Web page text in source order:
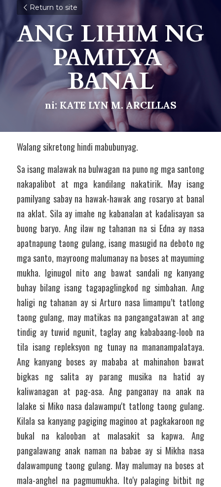
Return to site
ANG LIHIM NG
PAMILYA
BANAL
ni: KATE LYN M. ARCILLAS
Walang sikretong hindi mabubunyag.
Sa isang malawak na bulwagan na puno ng mga santong
nakapalibot at mga kandilang nakatirik. May isang
pamilyang sabay na hawak-hawak ang rosaryo at banal
na aklat. Sila ay imahe ng kabanalan at kadalisayan sa
buong baryo. Ang ilaw ng tahanan na si Edna ay nasa
apatnapung taong gulang, isang masugid na deboto ng
mga santo, mayroong malumanay na boses at mayuming
mukha. Iginugol nito ang bawat sandali ng kanyang
buhay bilang isang tagapaglingkod ng simbahan. Ang
haligi ng tahanan ay si Arturo nasa limampu’t tatlong
taong gulang, may matikas na pangangatawan at ang
tindig ay tuwid ngunit, taglay ang kababaang-loob na
tila isang repleksyon ng tunay na mananampalataya.
Ang kanyang boses ay mababa at mahinahon bawat
bigkas ng salita ay parang musika na hatid ay
kaliwanagan at pag-asa. Ang panganay na anak na
lalake si Miko nasa dalawampu't tatlong taong gulang.
Kilala sa kanyang pagiging maginoo at pagkakaroon ng
bukal na kalooban at malasakit sa kapwa. Ang
pangalawang anak naman na babae ay si Mikha nasa
dalawampung taong gulang. May malumay na boses at
mala-anghel na pagmumukha. Ito'y palaging bitbit ng